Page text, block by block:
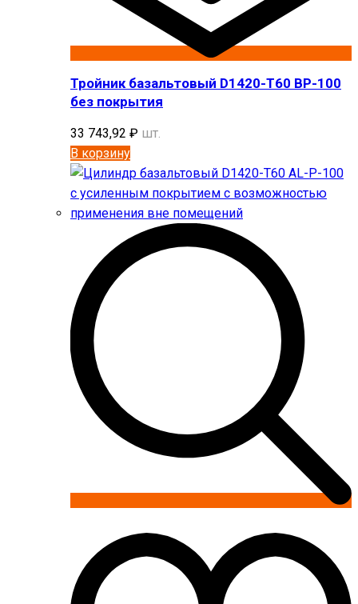
Тройник базальтовый D1420-T60 BP-100
без покрытия
33 743,92 ₽ шт.
В корзину